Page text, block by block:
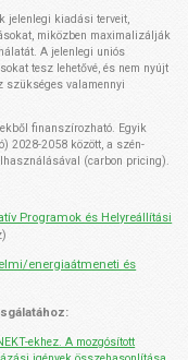
jelenlegi kiadási terveit,
miközben maximalizálják
A jelenlegi uniós
tesz lehetővé, és nem nyújt
szükséges valamennyi
finanszírozható. Egyik
2028-2058 között, a szén-
(carbon pricing).
Programok és Helyreállítási
energiaátmeneti és
ekhez. A mozgósított